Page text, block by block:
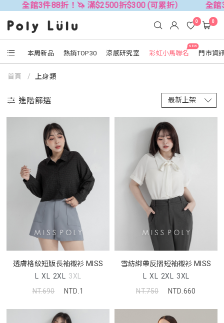
滿$2500折$300 (可累折） 全館3件88折！🦄 滿
本周新品 熱銷TOP30 涼感研究室
NEW
彩虹小馬聯名 門市資
0 0
首頁 上身類
進階篩選
透膚格紋短版長袖襯衫 MISS
L XL 2XL 3XL
NT.690
NTD.1
雪紡綁帶反摺短袖襯衫 MISS
L XL 2XL 3XL
NT.750
NTD.660